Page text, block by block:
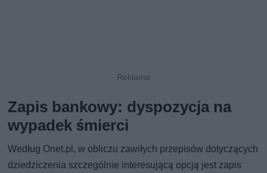
Zapis bankowy: dyspozycja na
wypadek śmierci
Według Onet.pl, w obliczu zawiłych przepisów dotyczących
dziedziczenia szczególnie interesującą opcją jest zapis